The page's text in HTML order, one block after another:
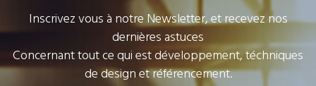
Inscrivez vous à notre Newsletter, et recevez nos
dernières astuces
Concernant tout ce qui est développement, téchniques
de design et référencement.